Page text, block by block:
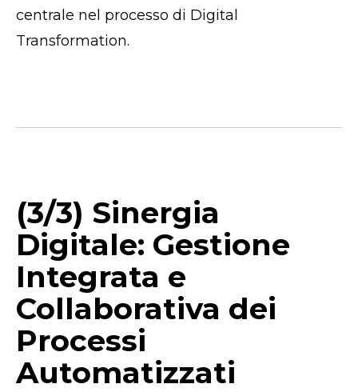
centrale nel processo di Digital
Transformation.
(3/3) Sinergia
Digitale: Gestione
Integrata e
Collaborativa dei
Processi
Automatizzati